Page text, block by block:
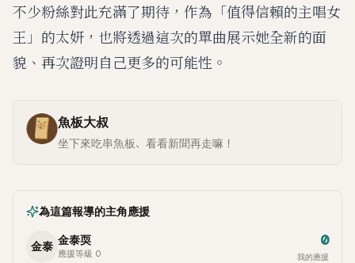
不少粉絲對此充滿了期待，作為「值得信賴的主唱女
王」的太妍，也將透過這次的單曲展示她全新的面
貌、再次證明自己更多的可能性。
魚板大叔
坐下來吃串魚板、看看新聞再走嘛！
為這篇報導的主角應援
金泰 金泰耎
應援等級 0
0
我的應援